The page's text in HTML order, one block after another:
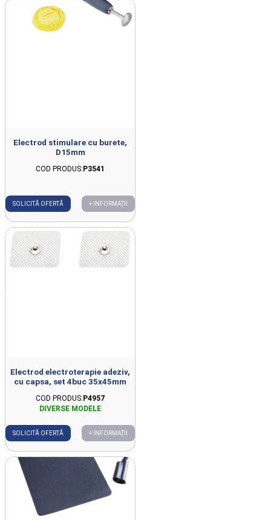
Electrod stimulare cu burete,
D15mm
COD PRODUS:P3541
SOLICITĂ OFERTĂ + INFORMAȚII
Electrod electroterapie adeziv,
cu capsa, set 4buc 35x45mm
COD PRODUS:P4957
SOLICITĂ OFERTĂ + INFORMAȚII